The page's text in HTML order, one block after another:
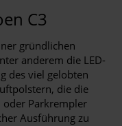
C3
gründlichen
anderem die LED-
des viel gelobten
die die
oder Parkrempler
Ausführung zu